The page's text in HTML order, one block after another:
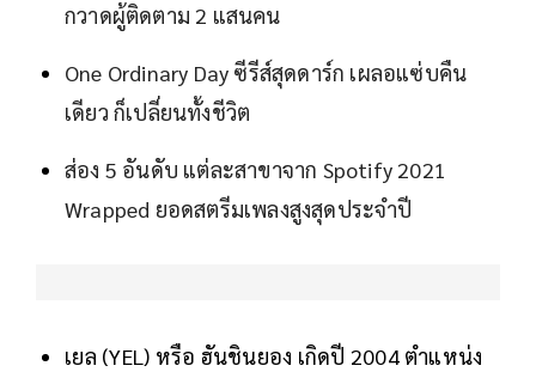
กวาดผู้ติดตาม 2 แสนคน
One Ordinary Day ซีรีส์สุดดาร์ก เผลอแซ่บคืน
เดียว ก็เปลี่ยนทั้งชีวิต
ส่อง 5 อันดับ แต่ละสาขาจาก Spotify 2021
Wrapped ยอดสตรีมเพลงสูงสุดประจำปี
เยล (YEL) หรือ ฮันชินยอง เกิดปี 2004 ตำแหน่ง